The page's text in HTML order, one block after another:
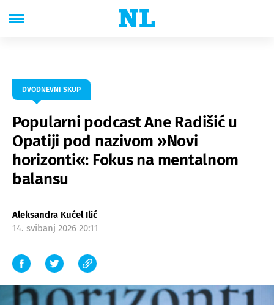
DVODNEVNI SKUP
Popularni podcast Ane Radišić u
Opatiji pod nazivom »Novi
horizonti«: Fokus na mentalnom
balansu
Aleksandra Kućel Ilić
14. svibanj 2026 20:11